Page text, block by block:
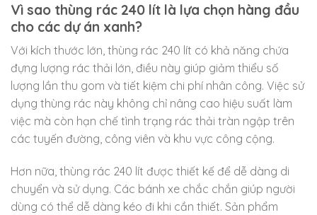
Vì sao thùng rác 240 lít là lựa chọn hàng đầu
cho các dự án xanh?
Với kích thước lớn, thùng rác 240 lít có khả năng chứa
đựng lượng rác thải lớn, điều này giúp giảm thiểu số
lượng lần thu gom và tiết kiệm chi phí nhân công. Việc sử
dụng thùng rác này không chỉ nâng cao hiệu suất làm
việc mà còn hạn chế tình trạng rác thải tràn ngập trên
các tuyến đường, công viên và khu vực công cộng.
Hơn nữa, thùng rác 240 lít được thiết kế để dễ dàng di
chuyển và sử dụng. Các bánh xe chắc chắn giúp người
dùng có thể dễ dàng kéo đi khi cần thiết. Sản phẩm